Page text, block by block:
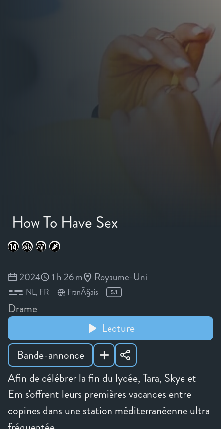
How To Have Sex
Afin de célébrer la fin du lycée, Tara, Skye et
Em s'offrent leurs premières vacances entre
copines dans une station méditerranéenne ultra
2024 1 h 26 m Royaume-Uni
NL FR FranÃ§ais
Drame
Lecture
Bande-annonce